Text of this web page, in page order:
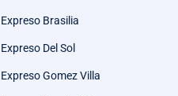
Expreso Brasilia
Expreso Del Sol
Expreso Gomez Villa